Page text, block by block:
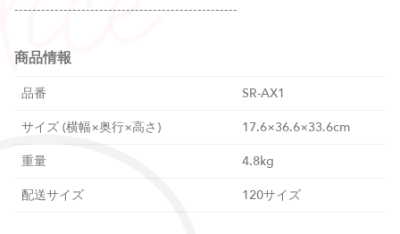
商品情報
品番
SR-AX1
サイズ (横幅×奥行×高さ)
17.6×36.6×33.6cm
重量
4.8kg
配送サイズ
120サイズ